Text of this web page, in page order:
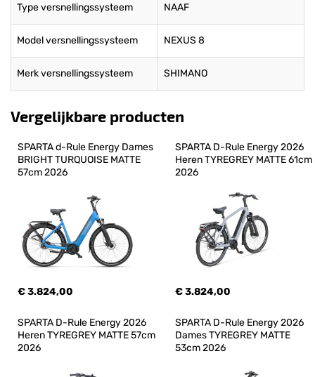
Type versnellingssysteem NAAF
Model versnellingssysteem NEXUS 8
Merk versnellingssysteem SHIMANO
Vergelijkbare producten
SPARTA d-Rule Energy Dames
BRIGHT TURQUOISE MATTE
57cm 2026
€ 3.824,00
SPARTA D-Rule Energy 2026
Heren TYREGREY MATTE 61cm
2026
€ 3.824,00
SPARTA D-Rule Energy 2026
Heren TYREGREY MATTE 57cm
2026
SPARTA D-Rule Energy 2026
Dames TYREGREY MATTE
53cm 2026